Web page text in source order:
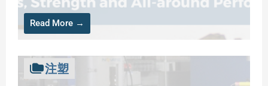
Read More →
注塑